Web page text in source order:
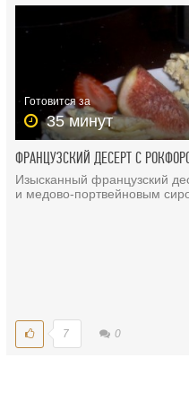
Готовится за
35 минут
ФРАНЦУЗСКИЙ ДЕСЕРТ С
Изысканный французский
и медово-портвейновым
7 0